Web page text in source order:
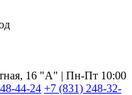
16 "А" | Пн-Пт 10:00
44-24 +7 (831) 248-32-